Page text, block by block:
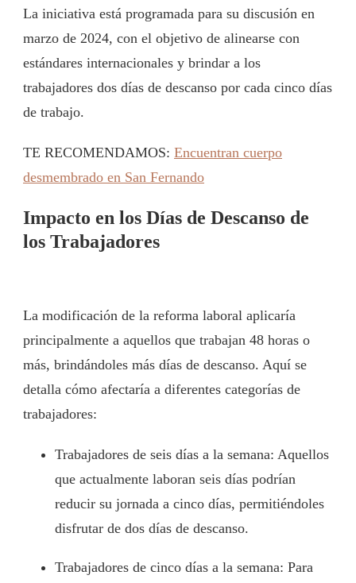
La iniciativa está programada para su discusión en
marzo de 2024, con el objetivo de alinearse con
estándares internacionales y brindar a los
trabajadores dos días de descanso por cada cinco días
de trabajo.
TE RECOMENDAMOS: Encuentran cuerpo
desmembrado en San Fernando
Impacto en los Días de Descanso de
los Trabajadores
La modificación de la reforma laboral aplicaría
principalmente a aquellos que trabajan 48 horas o
más, brindándoles más días de descanso. Aquí se
detalla cómo afectaría a diferentes categorías de
trabajadores:
Trabajadores de seis días a la semana: Aquellos
que actualmente laboran seis días podrían
reducir su jornada a cinco días, permitiéndoles
disfrutar de dos días de descanso.
Trabajadores de cinco días a la semana: Para